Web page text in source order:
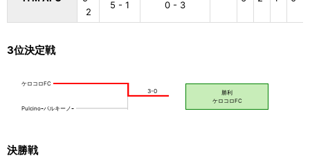
2
5 - 1
0 - 3
3位決定戦
決勝戦